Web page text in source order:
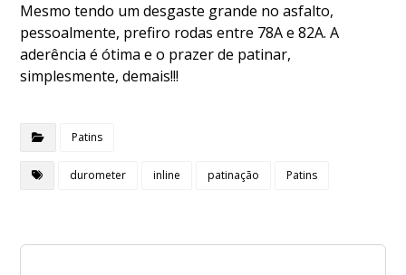
Mesmo tendo um desgaste grande no asfalto,
pessoalmente, prefiro rodas entre 78A e 82A. A
aderência é ótima e o prazer de patinar,
simplesmente, demais!!!
Patins
durometer inline patinação Patins